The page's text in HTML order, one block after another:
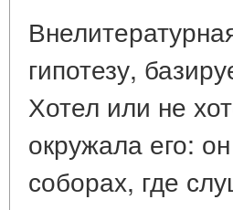
гипотезу,
Хотел или не
окружала его:
соборах, где